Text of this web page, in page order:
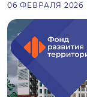
06 ФЕВРАЛЯ 2026